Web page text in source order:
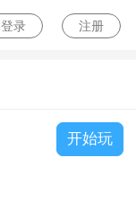
登录 注册
开始玩